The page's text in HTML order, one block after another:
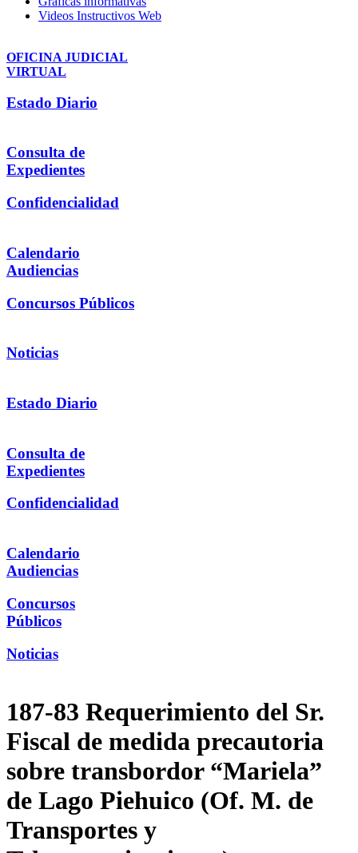
Videos Instructivos Web
OFICINA JUDICIAL
VIRTUAL
Estado Diario
Consulta de
Expedientes
Confidencialidad
Calendario
Audiencias
Concursos Públicos
Noticias
Estado Diario
Consulta de
Expedientes
Confidencialidad
Calendario
Audiencias
Concursos
Públicos
Noticias
187-83 Requerimiento del Sr.
Fiscal de medida precautoria
sobre transbordor “Mariela”
de Lago Piehuico (Of. M. de
Transportes y